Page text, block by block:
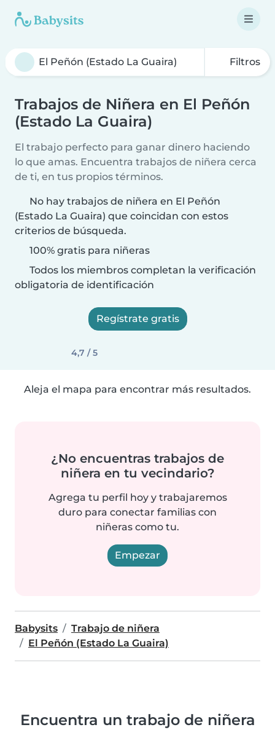
Filtros
Trabajos de Niñera en El Peñón
(Estado La Guaira)
El trabajo perfecto para ganar dinero haciendo
lo que amas. Encuentra trabajos de niñera cerca
de ti, en tus propios términos.
No hay trabajos de niñera en El Peñón
(Estado La Guaira) que coincidan con estos
criterios de búsqueda.
100% gratis para niñeras
Todos los miembros completan la verificación
obligatoria de identificación
Regístrate gratis
4,7 / 5
Aleja el mapa para encontrar más resultados.
¿No encuentras trabajos de
niñera en tu vecindario?
Agrega tu perfil hoy y trabajaremos
duro para conectar familias con
niñeras como tu.
Empezar
Babysits
Trabajo de niñera
El Peñón (Estado La Guaira)
Encuentra un trabajo de niñera